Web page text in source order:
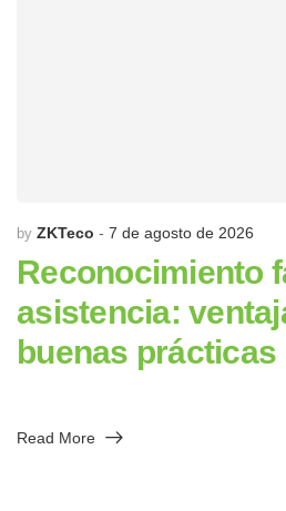
by ZKTeco 7 de agosto de 2026
Reconocimiento
asistencia:
buenas prácticas
Read More